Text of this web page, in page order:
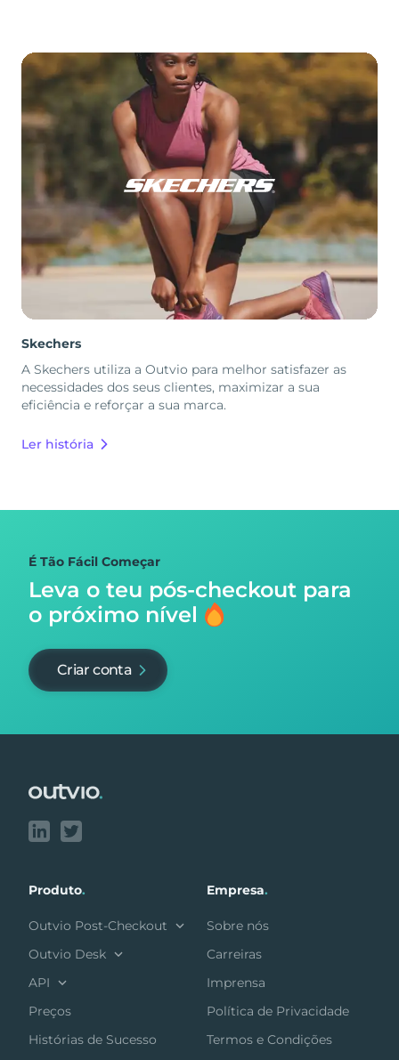
Skechers
A Skechers utiliza a Outvio para melhor satisfazer as
necessidades dos seus clientes, maximizar a sua
eficiência e reforçar a sua marca.
Ler história
É Tão Fácil Começar
Leva o teu pós-checkout para
o próximo nível
Criar conta
Produto.
Outvio Post-Checkout
Outvio Desk
API
Preços
Histórias de Sucesso
Empresa.
Sobre nós
Carreiras
Imprensa
Política de Privacidade
Termos e Condições